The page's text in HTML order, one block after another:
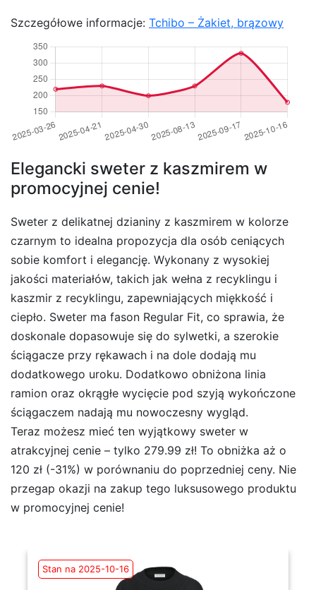
Szczegółowe informacje: Tchibo – Żakiet, brązowy
Elegancki sweter z kaszmirem w
promocyjnej cenie!
Sweter z delikatnej dzianiny z kaszmirem w kolorze
czarnym to idealna propozycja dla osób ceniących
sobie komfort i elegancję. Wykonany z wysokiej
jakości materiałów, takich jak wełna z recyklingu i
kaszmir z recyklingu, zapewniających miękkość i
ciepło. Sweter ma fason Regular Fit, co sprawia, że
doskonale dopasowuje się do sylwetki, a szerokie
ściągacze przy rękawach i na dole dodają mu
dodatkowego uroku. Dodatkowo obniżona linia
ramion oraz okrągłe wycięcie pod szyją wykończone
ściągaczem nadają mu nowoczesny wygląd.
Teraz możesz mieć ten wyjątkowy sweter w
atrakcyjnej cenie – tylko 279.99 zł! To obniżka aż o
120 zł (-31%) w porównaniu do poprzedniej ceny. Nie
przegap okazji na zakup tego luksusowego produktu
w promocyjnej cenie!
Stan na 2025-10-16